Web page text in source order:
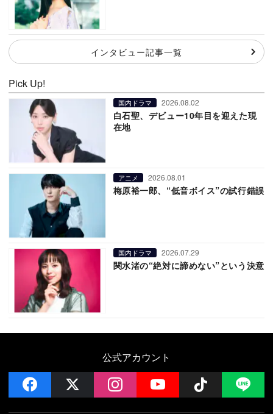
インタビュー記事一覧
Pick Up!
国内ドラマ 2026.08.02
白石聖、デビュー10年目を迎えた現
在地
アニメ 2026.08.01
梅原裕一郎、“低音ボイス”の試行錯誤
国内ドラマ 2026.07.29
関水渚の“絶対に諦めない”という決意
公式アカウント
facebook instagramYouTube Follow